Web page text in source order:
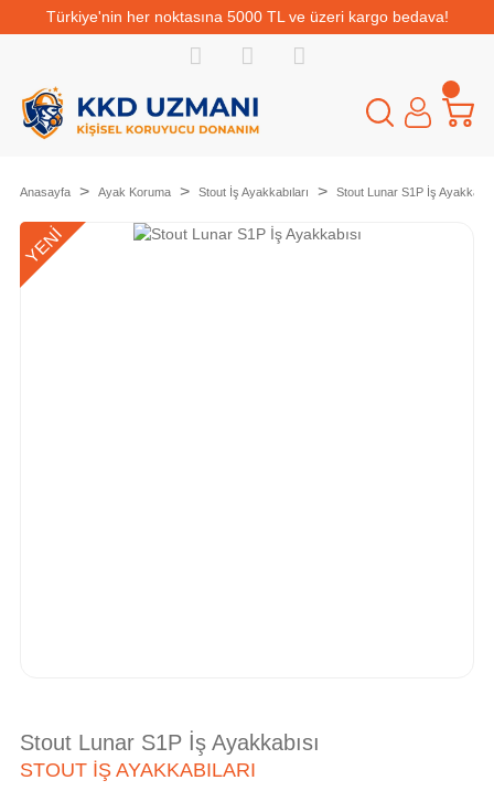
Türkiye'nin her noktasına 5000 TL ve üzeri kargo bedava!
Anasayfa Ayak Koruma Stout İş Ayakkabıları Stout Lunar S1P İş
YENİ
Stout Lunar S1P İş Ayakkabısı
STOUT İŞ AYAKKABILARI